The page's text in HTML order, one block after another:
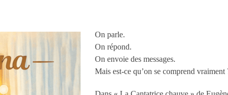
On parle.
On répond.
On envoie des messages.
Mais est-ce qu’on se comprend vraiment